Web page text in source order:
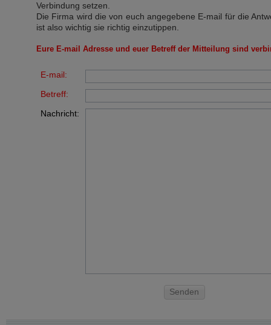
Verbindung setzen.
Die Firma wird die von euch angegebene E-mail für die
ist also wichtig sie richtig einzutippen.
Eure E-mail Adresse und euer Betreff der Mitteilung sind
E-mail:
Betreff:
Nachricht:
Senden